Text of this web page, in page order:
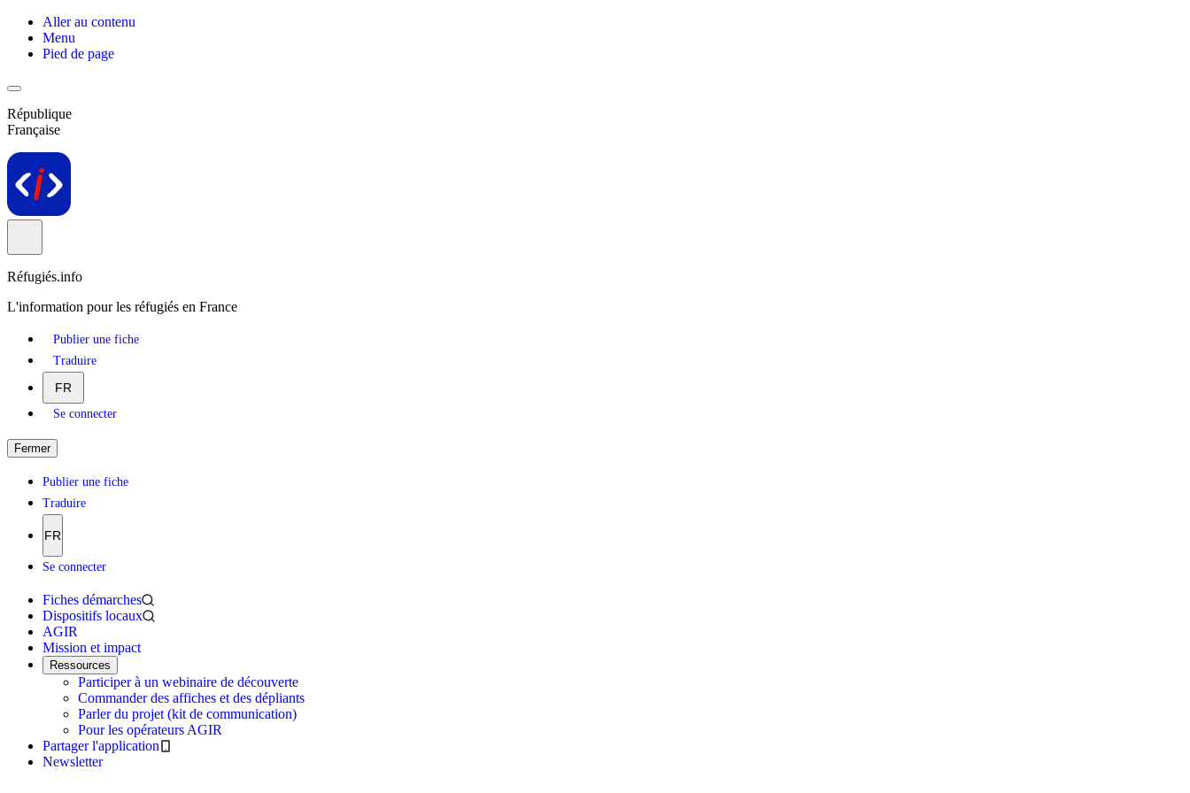
Aller au contenu
Menu
Pied de page
République
Française
Réfugiés.info
L'information pour les réfugiés en France
Publier une fiche
Traduire
FR
Se connecter
Fermer
Publier une fiche
Traduire
FR
Se connecter
Fiches démarches
Dispositifs locaux
AGIR
Mission et impact
Ressources
Participer à un webinaire de découverte
Commander des affiches et des dépliants
Parler du projet (kit de communication)
Pour les opérateurs AGIR
Partager l'application
Newsletter